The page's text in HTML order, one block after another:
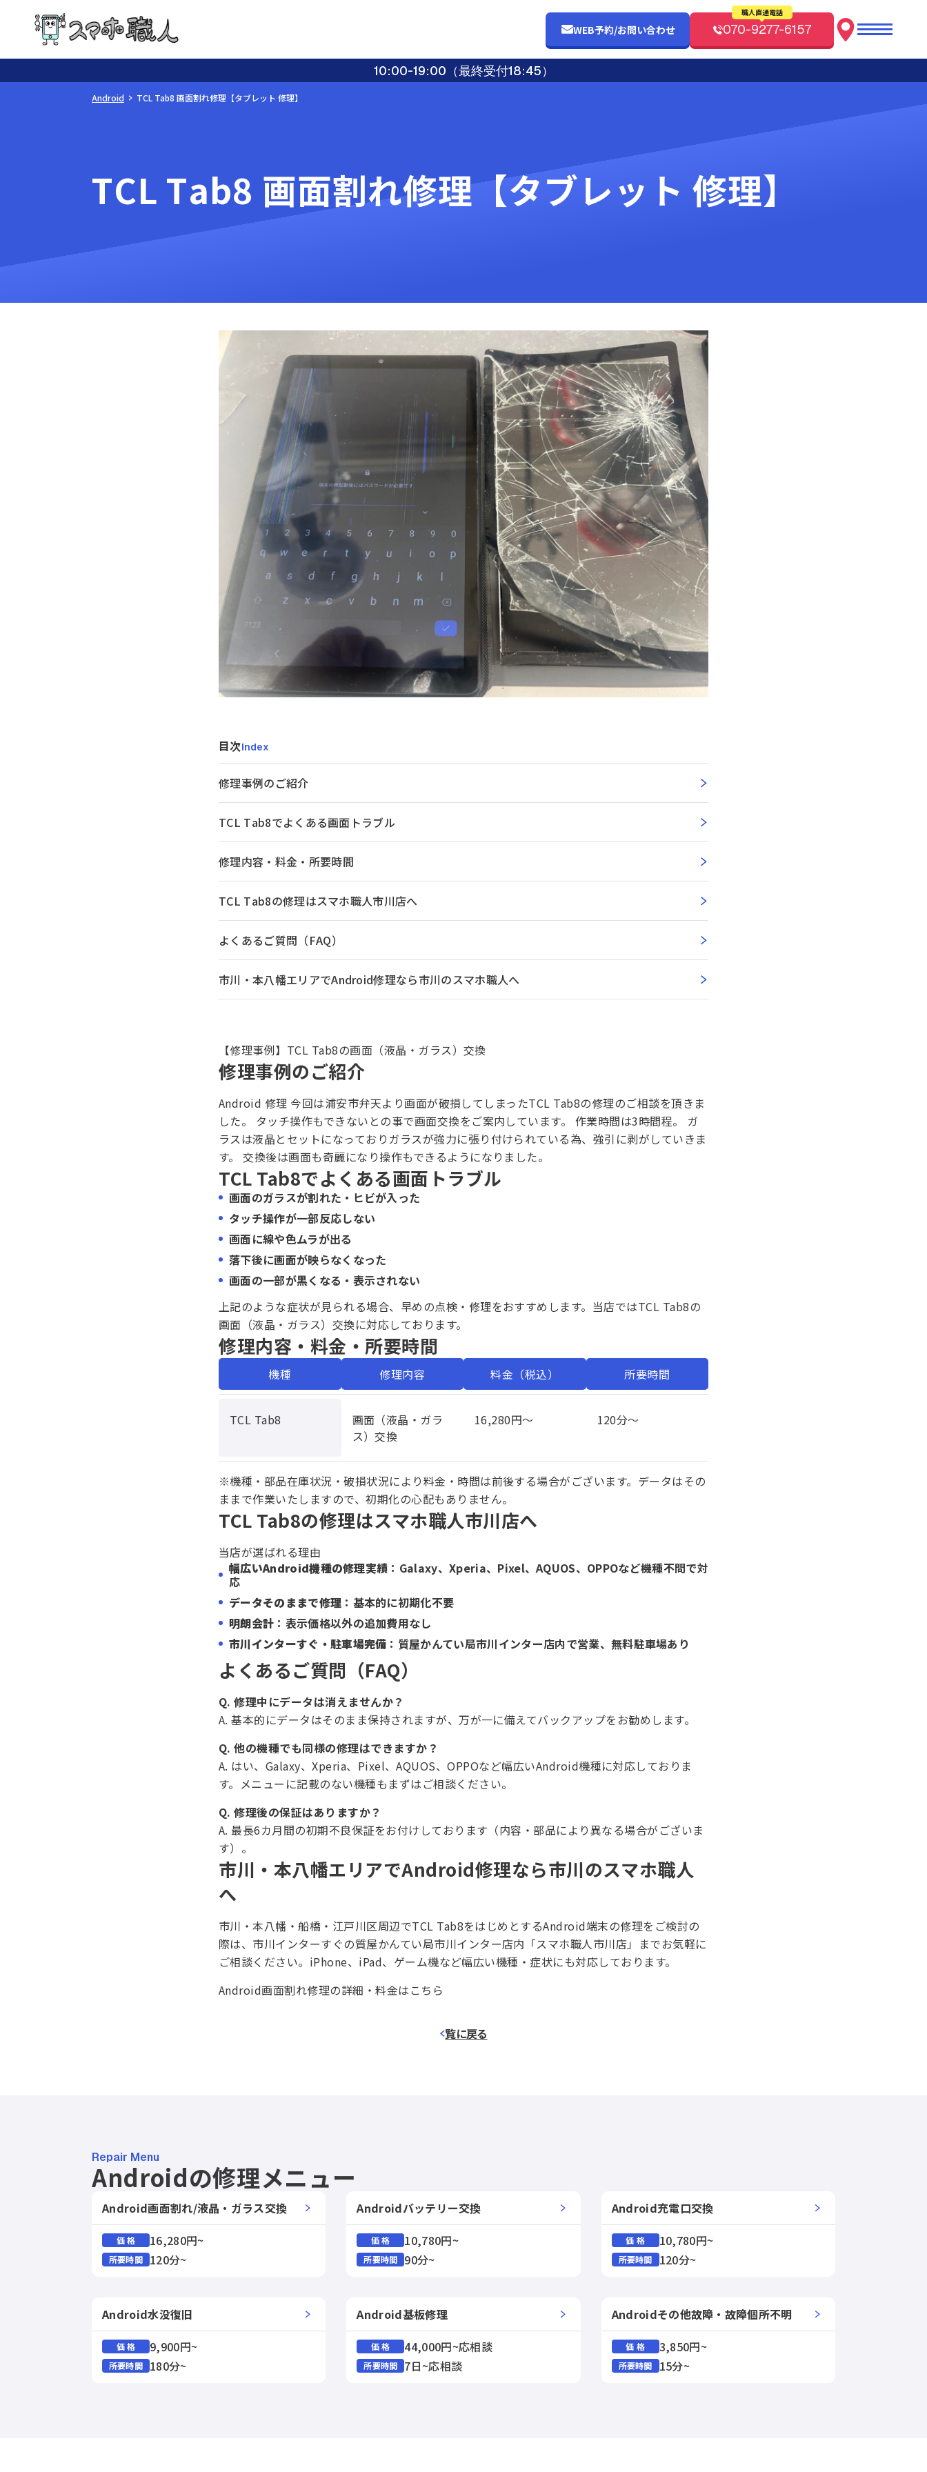
WEB予約/お問い合わせ
職人直通電話
070-9277-6157
10:00-19:00（最終受付18:45）
Android TCL Tab8 画面割れ修理【タブレット 修理】
TCL Tab8 画面割れ修理【タブレット 修理】
目次Index
修理事例のご紹介
TCL Tab8でよくある画面トラブル
修理内容・料金・所要時間
TCL Tab8の修理はスマホ職人市川店へ
よくあるご質問（FAQ）
市川・本八幡エリアでAndroid修理なら市川のスマホ職人へ
【修理事例】TCL Tab8の画面（液晶・ガラス）交換
修理事例のご紹介
Android 修理 今回は浦安市弁天より画面が破損してしまったTCL Tab8の修理のご相談を頂きま
した。 タッチ操作もできないとの事で画面交換をご案内しています。 作業時間は3時間程。 ガ
ラスは液晶とセットになっておりガラスが強力に張り付けられている為、強引に剥がしていきま
す。 交換後は画面も奇麗になり操作もできるようになりました。
TCL Tab8でよくある画面トラブル
画面のガラスが割れた・ヒビが入った
タッチ操作が一部反応しない
画面に線や色ムラが出る
落下後に画面が映らなくなった
画面の一部が黒くなる・表示されない
上記のような症状が見られる場合、早めの点検・修理をおすすめします。当店ではTCL Tab8の
画面（液晶・ガラス）交換に対応しております。
修理内容・料金・所要時間
機種 修理内容 料金（税込） 所要時間
TCL Tab8
画面（液晶・ガラ
ス）交換
16,280円〜 120分〜
※機種・部品在庫状況・破損状況により料金・時間は前後する場合がございます。データはその
ままで作業いたしますので、初期化の心配もありません。
TCL Tab8の修理はスマホ職人市川店へ
当店が選ばれる理由
幅広いAndroid機種の修理実績 ：Galaxy、Xperia、Pixel、AQUOS、OPPOなど機種不問で対
応
データそのままで修理 ：基本的に初期化不要
明朗会計 ：表示価格以外の追加費用なし
市川インターすぐ・駐車場完備 ：質屋かんてい局市川インター店内で営業、無料駐車場あり
よくあるご質問（FAQ）
Q. 修理中にデータは消えませんか？
A. 基本的にデータはそのまま保持されますが、万が一に備えてバックアップをお勧めします。
Q. 他の機種でも同様の修理はできますか？
A. はい、Galaxy、Xperia、Pixel、AQUOS、OPPOなど幅広いAndroid機種に対応しておりま
す。メニューに記載のない機種もまずはご相談ください。
Q. 修理後の保証はありますか？
A. 最長6カ月間の初期不良保証をお付けしております（内容・部品により異なる場合がございま
す）。
市川・本八幡エリアでAndroid修理なら市川のスマホ職人
へ
市川・本八幡・船橋・江戸川区周辺でTCL Tab8をはじめとするAndroid端末の修理をご検討の
際は、市川インターすぐの質屋かんてい局市川インター店内「スマホ職人市川店」までお気軽に
ご相談ください。iPhone、iPad、ゲーム機など幅広い機種・症状にも対応しております。
Android画面割れ修理の詳細・料金はこちら
覧に戻る
Repair Menu
Androidの修理メニュー
Android画面割れ/液晶・ガラス交換
価 格 16,280円~
所要時間 120分~
Androidバッテリー交換
価 格 10,780円~
所要時間 90分~
Android充電口交換
価 格 10,780円~
所要時間 120分~
Android水没復旧
価 格 9,900円~
所要時間 180分~
Android基板修理
価 格 44,000円~応相談
所要時間 7日~応相談
Androidその他故障・故障個所不明
価 格 3,850円~
所要時間 15分~